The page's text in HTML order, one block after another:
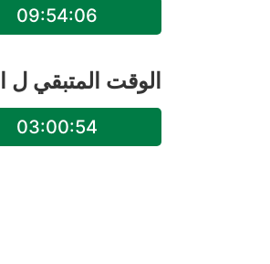
09:54:07
الوقت المتبقي ل
03:00:53